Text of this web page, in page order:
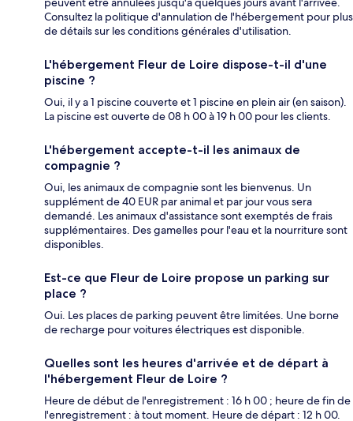
Consultez la politique d'annulation de l'hébergement pour plus
de détails sur les conditions générales d'utilisation.
L'hébergement Fleur de Loire dispose-t-il d'une
piscine ?
Oui, il y a 1 piscine couverte et 1 piscine en plein air (en saison).
La piscine est ouverte de 08 h 00 à 19 h 00 pour les clients.
L'hébergement accepte-t-il les animaux de
compagnie ?
Oui, les animaux de compagnie sont les bienvenus. Un
supplément de 40 EUR par animal et par jour vous sera
demandé. Les animaux d'assistance sont exemptés de frais
supplémentaires. Des gamelles pour l'eau et la nourriture sont
disponibles.
Est-ce que Fleur de Loire propose un parking sur
place ?
Oui. Les places de parking peuvent être limitées. Une borne
de recharge pour voitures électriques est disponible.
Quelles sont les heures d'arrivée et de départ à
l'hébergement Fleur de Loire ?
Heure de début de l'enregistrement : 16 h 00 ; heure de fin de
l'enregistrement : à tout moment. Heure de départ : 12 h 00.